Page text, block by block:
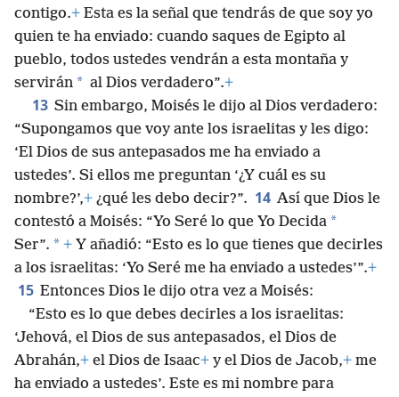
contigo.+ Esta es la señal que tendrás de que soy yo
quien te ha enviado: cuando saques de Egipto al
pueblo, todos ustedes vendrán a esta montaña y
servirán * al Dios verdadero”.+
13 Sin embargo, Moisés le dijo al Dios verdadero:
“Supongamos que voy ante los israelitas y les digo:
‘El Dios de sus antepasados me ha enviado a
ustedes’. Si ellos me preguntan ‘¿Y cuál es su
nombre?’,+ ¿qué les debo decir?”. 14 Así que Dios le
contestó a Moisés: “Yo Seré lo que Yo Decida *
Ser”. * + Y añadió: “Esto es lo que tienes que decirles
a los israelitas: ‘Yo Seré me ha enviado a ustedes’”.+
15 Entonces Dios le dijo otra vez a Moisés:
“Esto es lo que debes decirles a los israelitas:
‘Jehová, el Dios de sus antepasados, el Dios de
Abrahán,+ el Dios de Isaac+ y el Dios de Jacob,+ me
ha enviado a ustedes’. Este es mi nombre para